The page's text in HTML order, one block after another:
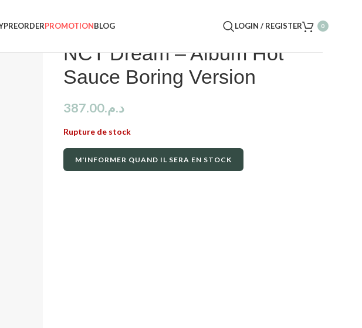
PREORDERPROMOTIONBLOG LOGIN / REGISTER 0
NCT Dream – Album Hot
Sauce Boring Version
د.م.387.00
Rupture de stock
M'INFORMER QUAND IL SERA EN STOCK